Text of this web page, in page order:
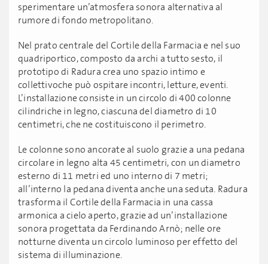
sperimentare un’atmosfera sonora alternativa al
rumore di fondo metropolitano.
Nel prato centrale del Cortile della Farmacia e nel suo
quadriportico, composto da archi a tutto sesto, il
prototipo di Radura crea uno spazio intimo e
collettivoche può ospitare incontri, letture, eventi.
L’installazione consiste in un circolo di 400 colonne
cilindriche in legno, ciascuna del diametro di 10
centimetri, che ne costituiscono il perimetro.
Le colonne sono ancorate al suolo grazie a una pedana
circolare in legno alta 45 centimetri, con un diametro
esterno di 11 metri ed uno interno di 7 metri;
all’interno la pedana diventa anche una seduta. Radura
trasforma il Cortile della Farmacia in una cassa
armonica a cielo aperto, grazie ad un’installazione
sonora progettata da Ferdinando Arnò; nelle ore
notturne diventa un circolo luminoso per effetto del
sistema di illuminazione.